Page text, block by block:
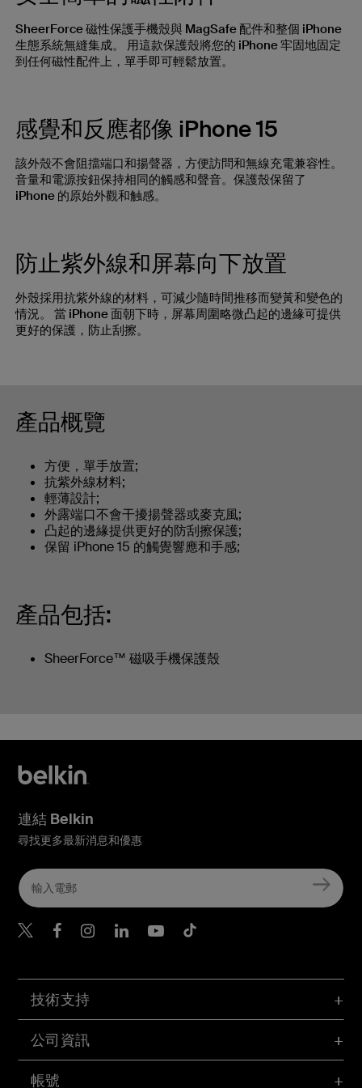
SheerForce 磁性保護手機殼與 MagSafe 配件和整個 iPhone
生態系統無縫集成。 用這款保護殼將您的 iPhone 牢固地固定
到任何磁性配件上，單手即可輕鬆放置。
感覺和反應都像 iPhone 15
該外殼不會阻擋端口和揚聲器，方便訪問和無線充電兼容性。
音量和電源按鈕保持相同的觸感和聲音。保護殼保留了
iPhone 的原始外觀和触感。
防止紫外線和屏幕向下放置
外殼採用抗紫外線的材料，可減少隨時間推移而變黃和變色的
情況。 當 iPhone 面朝下時，屏幕周圍略微凸起的邊緣可提供
更好的保護，防止刮擦。
產品概覽
方便，單手放置;
抗紫外線材料;
輕薄設計;
外露端口不會干擾揚聲器或麥克風;
凸起的邊緣提供更好的防刮擦保護;
保留 iPhone 15 的觸覺響應和手感;
產品包括:
SheerForce™ 磁吸手機保護殼
帳號
技術支持
公司資訊
連結 Belkin
尋找更多最新消息和優惠
Belkin Twitter
Belkin Hong Kong
Belkin Instagram
Belkin Hong Kong
Belkin Youtube
Belkin TikTok